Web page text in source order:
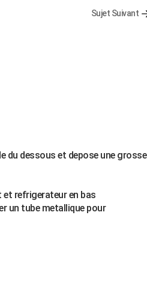
Sujet Suivant
du dessous et depose une grosse
et refrigerateur en bas
un tube metallique pour